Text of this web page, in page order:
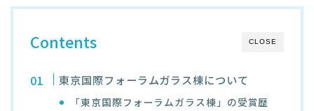
CLOSE
Contents
東京国際フォーラムガラス棟について
「東京国際フォーラムガラス棟」の受賞歴